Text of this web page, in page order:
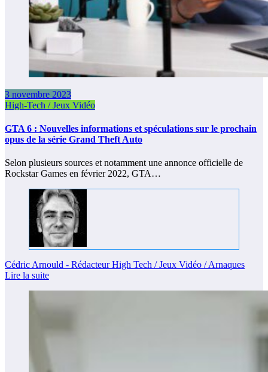
3 novembre 2023
High-Tech / Jeux Vidéo
GTA 6 : Nouvelles informations et spéculations sur le prochain
opus de la série Grand Theft Auto
Selon plusieurs sources et notamment une annonce officielle de
Rockstar Games en février 2022, GTA…
Cédric Arnould - Rédacteur High Tech / Jeux Vidéo / Arnaques
Lire la suite